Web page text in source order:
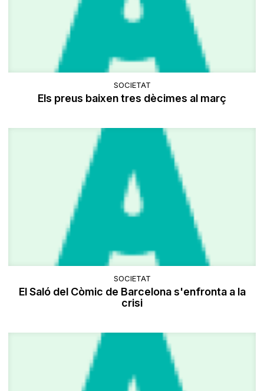
SOCIETAT
Els preus baixen tres dècimes al març
SOCIETAT
El Saló del Còmic de Barcelona s'enfronta a la
crisi